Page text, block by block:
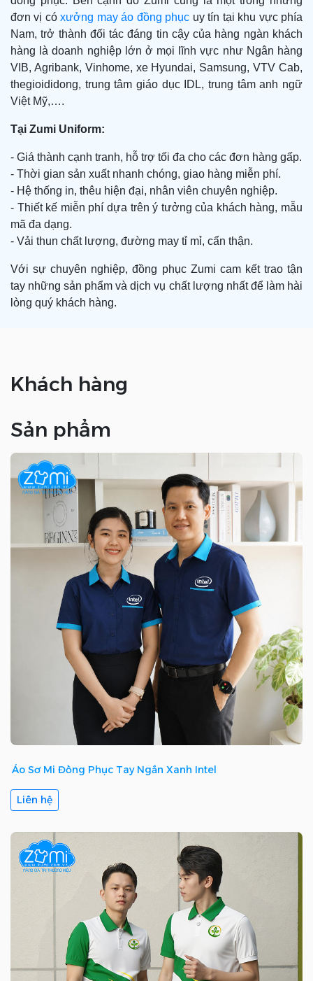
đơn vị cóxưởng may áo đồng phục uy tín tại khu vực phía
Nam, trở thành đối tác đáng tin cậy của hàng ngàn khách
hàng là doanh nghiệp lớn ở mọi lĩnh vực như Ngân hàng
VIB, Agribank, Vinhome, xe Hyundai, Samsung, VTV Cab,
thegioididong, trung tâm giáo dục IDL, trung tâm anh ngữ
Việt Mỹ,….
Tại Zumi Uniform:
- Giá thành cạnh tranh, hỗ trợ tối đa cho các đơn hàng gấp.
- Thời gian sản xuất nhanh chóng, giao hàng miễn phí.
- Hệ thống in, thêu hiện đại, nhân viên chuyên nghiệp.
- Thiết kế miễn phí dựa trên ý tưởng của khách hàng, mẫu
mã đa dạng.
- Vải thun chất lượng, đường may tỉ mỉ, cẩn thận.
Với sự chuyên nghiệp, đồng phục Zumi cam kết trao tận
tay những sản phẩm và dịch vụ chất lượng nhất để làm hài
lòng quý khách hàng.
Khách hàng
Sản phẩm
Áo Sơ Mi Đồng Phục Tay Ngắn Xanh Intel
Liên hệ